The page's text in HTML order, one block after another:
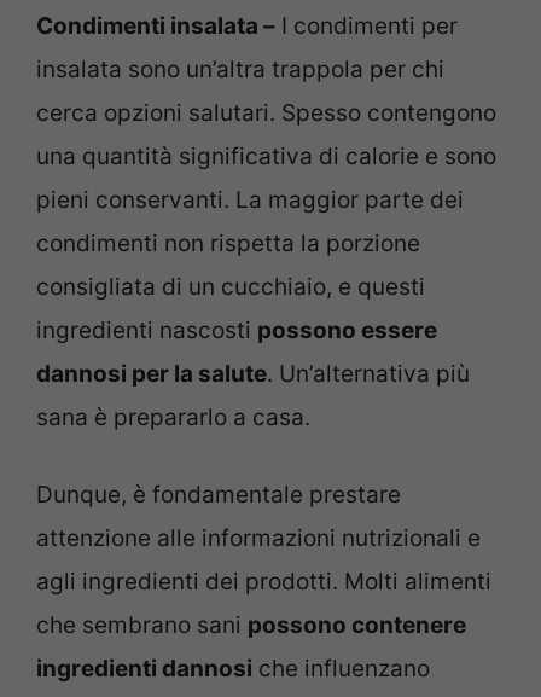
Condimenti insalata – I condimenti per
insalata sono un’altra trappola per chi
cerca opzioni salutari. Spesso contengono
una quantità significativa di calorie e sono
pieni conservanti. La maggior parte dei
condimenti non rispetta la porzione
consigliata di un cucchiaio, e questi
ingredienti nascosti possono essere
dannosi per la salute. Un’alternativa più
sana è prepararlo a casa.
Dunque, è fondamentale prestare
attenzione alle informazioni nutrizionali e
agli ingredienti dei prodotti. Molti alimenti
che sembrano sani possono contenere
ingredienti dannosi che influenzano